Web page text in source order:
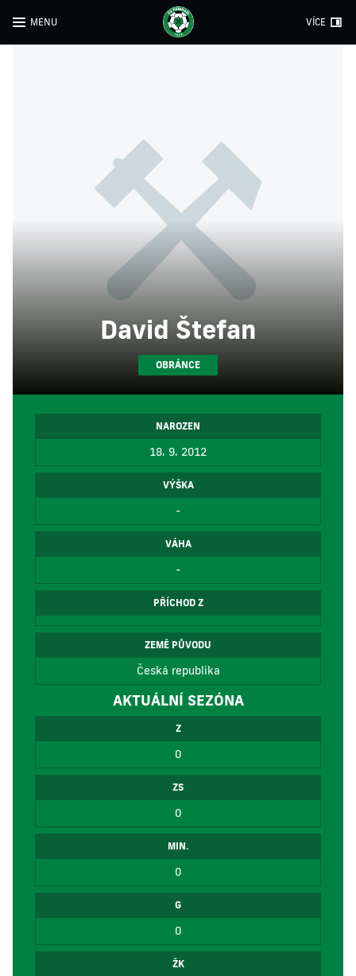
MENU VÍCE
David Štefan
OBRÁNCE
NAROZEN
18. 9. 2012
VÝŠKA
-
VÁHA
-
PŘÍCHOD Z
ZEMĚ PŮVODU
Česká republika
AKTUÁLNÍ SEZÓNA
Z
0
ZS
0
MIN.
0
G
0
ŽK